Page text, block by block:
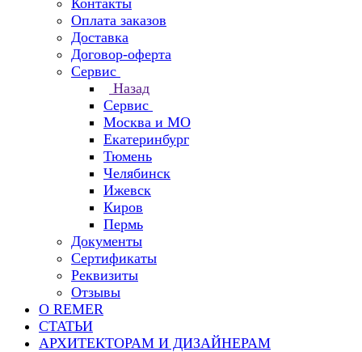
Контакты
Оплата заказов
Доставка
Договор-оферта
Сервис
Назад
Сервис
Москва и МО
Екатеринбург
Тюмень
Челябинск
Ижевск
Киров
Пермь
Документы
Сертификаты
Реквизиты
Отзывы
О REMER
СТАТЬИ
АРХИТЕКТОРАМ И ДИЗАЙНЕРАМ